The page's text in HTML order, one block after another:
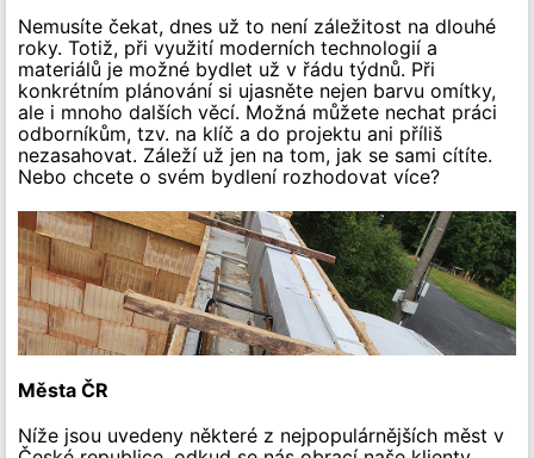
Nemusíte čekat, dnes už to není záležitost na dlouhé
roky. Totiž, při využití moderních technologií a
materiálů je možné bydlet už v řádu týdnů. Při
konkrétním plánování si ujasněte nejen barvu omítky,
ale i mnoho dalších věcí. Možná můžete nechat práci
odborníkům, tzv. na klíč a do projektu ani příliš
nezasahovat. Záleží už jen na tom, jak se sami cítíte.
Nebo chcete o svém bydlení rozhodovat více?
Města ČR
Níže jsou uvedeny některé z nejpopulárnějších měst v